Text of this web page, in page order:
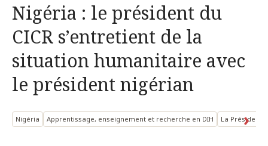
Nigéria : le président du
CICR s’entretient de la
situation humanitaire avec
le président nigérian
Nigéria Apprentissage, enseignement et recherche en DIH La Présidence